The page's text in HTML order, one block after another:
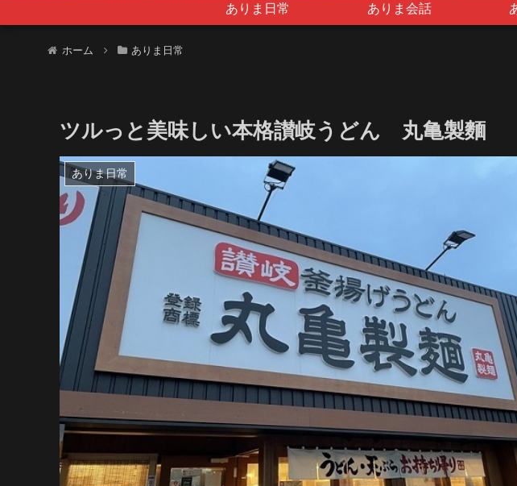
ありま日常 ありま会話
ホーム ありま日常
ツルっと美味しい本格讃岐うどん 丸亀製麵
ありま日常